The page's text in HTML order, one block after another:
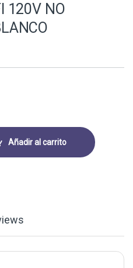
120V NO
WIRELESS SWITCH BOTÓN
Añadir al carrito